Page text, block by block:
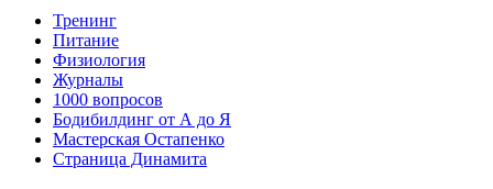
Тренинг
Питание
Физиология
Журналы
1000 вопросов
Бодибилдинг от А до Я
Мастерская Остапенко
Страница Динамита